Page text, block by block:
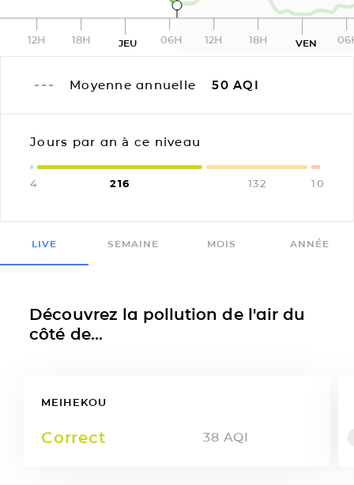
12H 18H JEU 06H 12H 18H VEN
Moyenne annuelle 50 AQI
Jours par an à ce niveau
4 216 132 10
LIVE SEMAINE MOIS ANNÉE
Découvrez la pollution de l'air du
côté de...
MEIHEKOU
Correct 38 AQI